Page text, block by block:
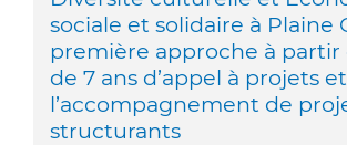
sociale et solidaire à Plaine
première approche à partir
de 7 ans d’appel à projets
l’accompagnement de
structurants